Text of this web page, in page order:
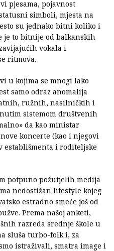
pjesama, pojavnost
simboli, mjesta na
su jednako bitni koliko i
je to bitnije od balkanskih
vokala i
ritmova.
u kojima se mnogi lako
samo odraz anomalija
ružnih, nasilničkih i
sistemom društvenih
da kao ministar
koncerte (kao i njegovi
i roditeljske
potpuno požutjelih medija
nedostižan lifestyle kojeg
estradno smeće još od
Prema našoj anketi,
razreda srednje škole u
sluša turbo-folk i, za
istraživali, smatra image i